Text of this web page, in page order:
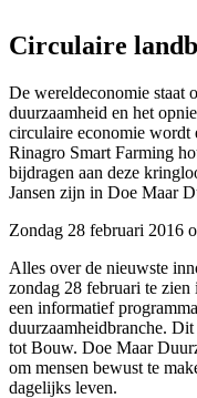
Circulaire
De wereldeconomie staat
duurzaamheid en het
circulaire economie
Rinagro Smart Farming
bijdragen aan deze
Jansen zijn in Doe Maar
Zondag 28 februari 2016
Alles over de nieuwste
zondag 28 februari te
een informatief
duurzaamheidbranche.
tot Bouw. Doe Maar
om mensen bewust te
dagelijks leven.